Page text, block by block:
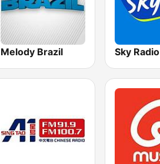
Melody Brazil Sky Radio